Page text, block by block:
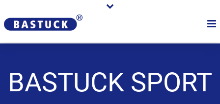
BASTUCK SPORT